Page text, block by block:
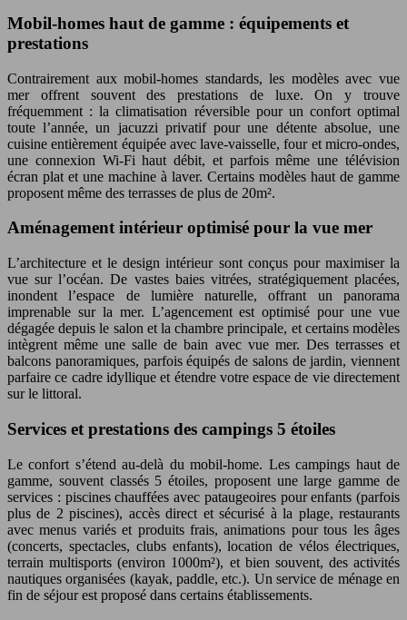
Mobil-homes haut de gamme : équipements et
prestations
Contrairement aux mobil-homes standards, les modèles avec vue
mer offrent souvent des prestations de luxe. On y trouve
fréquemment : la climatisation réversible pour un confort optimal
toute l’année, un jacuzzi privatif pour une détente absolue, une
cuisine entièrement équipée avec lave-vaisselle, four et micro-ondes,
une connexion Wi-Fi haut débit, et parfois même une télévision
écran plat et une machine à laver. Certains modèles haut de gamme
proposent même des terrasses de plus de 20m².
Aménagement intérieur optimisé pour la vue mer
L’architecture et le design intérieur sont conçus pour maximiser la
vue sur l’océan. De vastes baies vitrées, stratégiquement placées,
inondent l’espace de lumière naturelle, offrant un panorama
imprenable sur la mer. L’agencement est optimisé pour une vue
dégagée depuis le salon et la chambre principale, et certains modèles
intègrent même une salle de bain avec vue mer. Des terrasses et
balcons panoramiques, parfois équipés de salons de jardin, viennent
parfaire ce cadre idyllique et étendre votre espace de vie directement
sur le littoral.
Services et prestations des campings 5 étoiles
Le confort s’étend au-delà du mobil-home. Les campings haut de
gamme, souvent classés 5 étoiles, proposent une large gamme de
services : piscines chauffées avec pataugeoires pour enfants (parfois
plus de 2 piscines), accès direct et sécurisé à la plage, restaurants
avec menus variés et produits frais, animations pour tous les âges
(concerts, spectacles, clubs enfants), location de vélos électriques,
terrain multisports (environ 1000m²), et bien souvent, des activités
nautiques organisées (kayak, paddle, etc.). Un service de ménage en
fin de séjour est proposé dans certains établissements.